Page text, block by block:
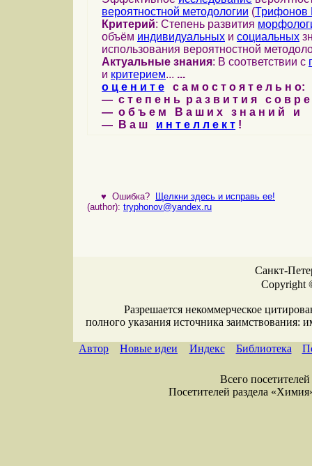
вероятностной методологии (Трифонов
Критерий: Степень развития
объём индивидуальных и социальных
использования вероятностной
Актуальные знания: В соответствии с
и критерием... ...
о ц е н и т е с а м о с т о я т е л ь н о:
— с т е п е н ь р а з в и т и я с о в р
— о б ъ е м В а ш и х з н а н и й и
— В а ш и н т е л л е к т !
♥ Ошибка?
Щелкни здесь и исправь ее!
(author): tryphonov@yandex.ru
Санкт-
Copyright
Разрешается некоммерческое
полного указания источника заимствования:
Автор Новые идеи Индекс Библиотека
Всего
Посетителей раздела